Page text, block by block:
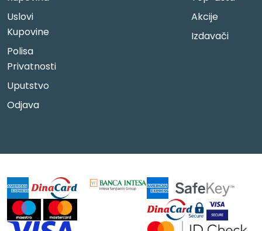
Uslovi
Kupovine
Polisa
Privatnosti
Uputstvo
Odjava
Akcije
Izdavači